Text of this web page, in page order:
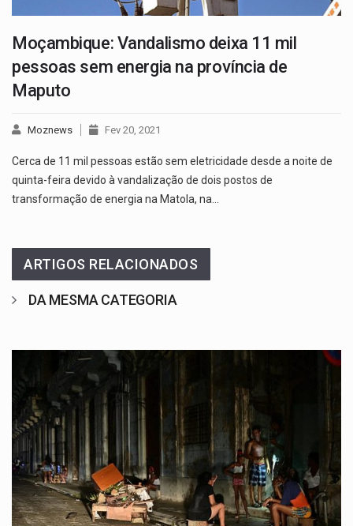
Moçambique: Vandalismo deixa 11 mil
pessoas sem energia na província de
Maputo
Moznews Fev 20, 2021
Cerca de 11 mil pessoas estão sem eletricidade desde a noite de
quinta-feira devido à vandalização de dois postos de
transformação de energia na Matola, na…
ARTIGOS RELACIONADOS
DA MESMA CATEGORIA